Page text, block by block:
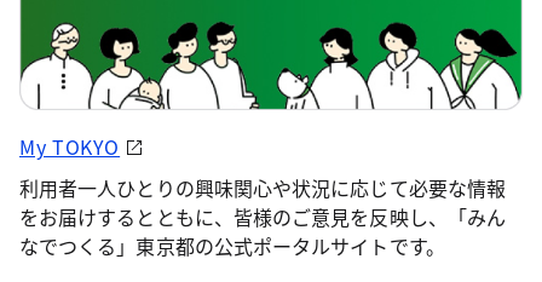
My TOKYO
利用者一人ひとりの興味関心や状況に応じて必要な情報
をお届けするとともに、皆様のご意見を反映し、「みん
なでつくる」東京都の公式ポータルサイトです。